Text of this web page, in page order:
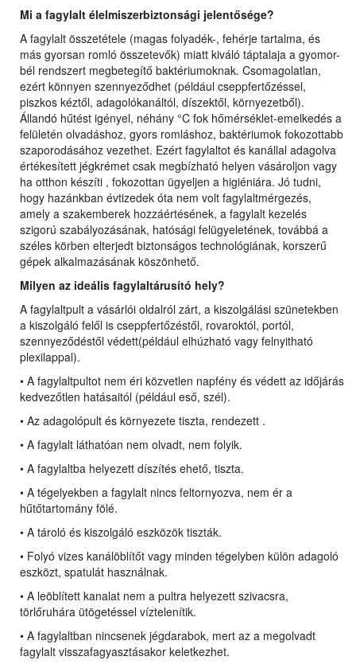
Mi a fagylalt élelmiszerbiztonsági jelentősége?
A fagylalt összetétele (magas folyadék-, fehérje tartalma, és
más gyorsan romló összetevők) miatt kiváló táptalaja a gyomor-
bél rendszert megbetegítő baktériumoknak. Csomagolatlan,
ezért könnyen szennyeződhet (például cseppfertőzéssel,
piszkos kéztől, adagolókanáltól, díszektől, környezetből).
Állandó hűtést igényel, néhány °C fok hőmérséklet-emelkedés a
felületén olvadáshoz, gyors romláshoz, baktériumok fokozottabb
szaporodásához vezethet. Ezért fagylaltot és kanállal adagolva
értékesített jégkrémet csak megbízható helyen vásároljon vagy
ha otthon készíti , fokozottan ügyeljen a higiéniára. Jó tudni,
hogy hazánkban évtizedek óta nem volt fagylaltmérgezés,
amely a szakemberek hozzáértésének, a fagylalt kezelés
szigorú szabályozásának, hatósági felügyeletének, továbbá a
széles körben elterjedt biztonságos technológiának, korszerű
gépek alkalmazásának köszönhető.
Milyen az ideális fagylaltárusító hely?
A fagylaltpult a vásárlói oldalról zárt, a kiszolgálási szünetekben
a kiszolgáló felől is cseppfertőzéstől, rovaroktól, portól,
szennyeződéstől védett(például elhúzható vagy felnyitható
plexilappal).
• A fagylaltpultot nem éri közvetlen napfény és védett az időjárás
kedvezőtlen hatásaitól (például eső, szél).
• Az adagolópult és környezete tiszta, rendezett .
• A fagylalt láthatóan nem olvadt, nem folyik.
• A fagylaltba helyezett díszítés ehető, tiszta.
• A tégelyekben a fagylalt nincs feltornyozva, nem ér a
hűtőtartomány fölé.
• A tároló és kiszolgáló eszközök tiszták.
• Folyó vizes kanálöblítőt vagy minden tégelyben külön adagoló
eszközt, spatulát használnak.
• A leöblített kanalat nem a pultra helyezett szivacsra,
törlőruhára ütögetéssel víztelenítik.
• A fagylaltban nincsenek jégdarabok, mert az a megolvadt
fagylalt visszafagyasztásakor keletkezhet.